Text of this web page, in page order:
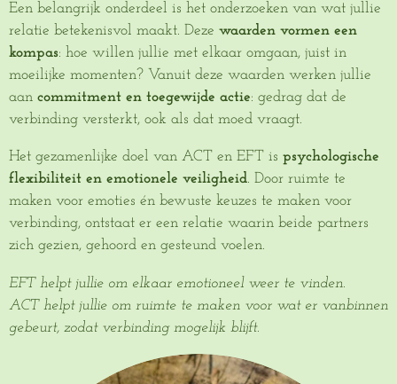
Een belangrijk onderdeel is het onderzoeken van wat jullie
relatie betekenisvol maakt. Deze waarden vormen een
kompas: hoe willen jullie met elkaar omgaan, juist in
moeilijke momenten? Vanuit deze waarden werken jullie
aan commitment en toegewijde actie: gedrag dat de
verbinding versterkt, ook als dat moed vraagt.
Het gezamenlijke doel van ACT en EFT is psychologische
flexibiliteit en emotionele veiligheid. Door ruimte te
maken voor emoties én bewuste keuzes te maken voor
verbinding, ontstaat er een relatie waarin beide partners
zich gezien, gehoord en gesteund voelen.
EFT helpt jullie om elkaar emotioneel weer te vinden.
ACT helpt jullie om ruimte te maken voor wat er vanbinnen
gebeurt, zodat verbinding mogelijk blijft.